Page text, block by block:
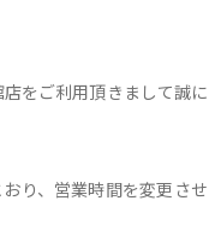
をご利用頂きまして誠に
り、営業時間を変更させ